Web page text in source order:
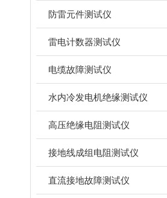
防雷元件测试仪
雷电计数器测试仪
电缆故障测试仪
水内冷发电机绝缘测试仪
高压绝缘电阻测试仪
接地线成组电阻测试仪
直流接地故障测试仪